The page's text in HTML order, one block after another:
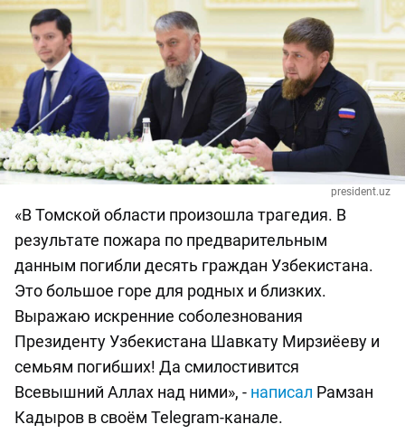
president.uz
«В Томской области произошла трагедия. В
результате пожара по предварительным
данным погибли десять граждан Узбекистана.
Это большое горе для родных и близких.
Выражаю искренние соболезнования
Президенту Узбекистана Шавкату Мирзиёеву и
семьям погибших! Да смилостивится
Всевышний Аллах над ними», - написал Рамзан
Кадыров в своём Telegram-канале.